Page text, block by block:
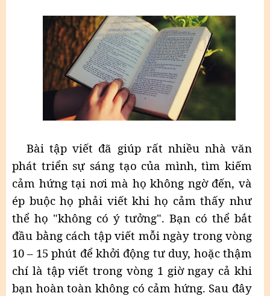
Bài tập viết đã giúp rất nhiều nhà văn
phát triển sự sáng tạo của mình, tìm kiếm
cảm hứng tại nơi mà họ không ngờ đến, và
ép buộc họ phải viết khi họ cảm thấy như
thể họ "không có ý tưởng". Bạn có thể bắt
đầu bằng cách tập viết mỗi ngày trong vòng
10 – 15 phút để khởi động tư duy, hoặc thậm
chí là tập viết trong vòng 1 giờ ngay cả khi
bạn hoàn toàn không có cảm hứng. Sau đây